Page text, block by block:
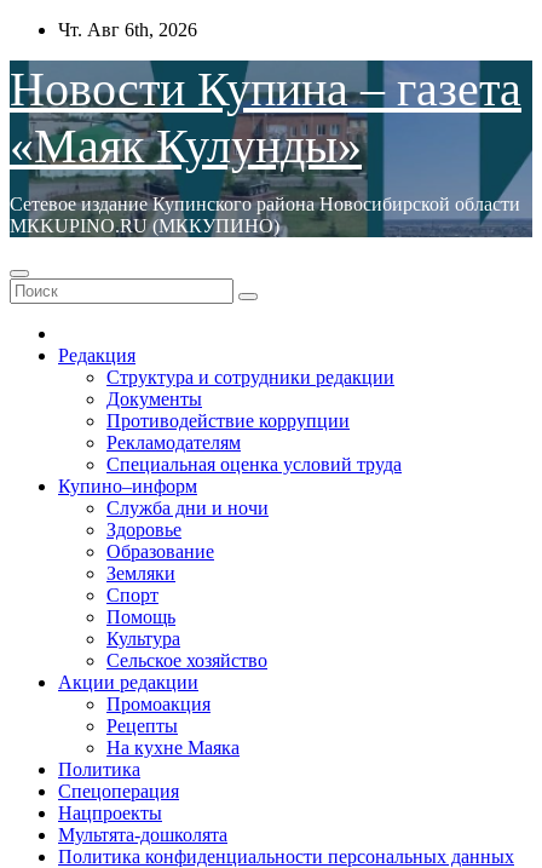
Перейти
содержимому
Чт. Авг 6th, 2026
Новости Купина – газета
«Маяк Кулунды»
Сетевое издание Купинского района Новосибирской области
МКKUPINO.RU (МККУПИНО)
Редакция
Структура и сотрудники редакции
Документы
Противодействие коррупции
Рекламодателям
Специальная оценка условий труда
Купино–информ
Служба дни и ночи
Здоровье
Образование
Земляки
Спорт
Помощь
Культура
Сельское хозяйство
Акции редакции
Промоакция
Рецепты
На кухне Маяка
Политика
Спецоперация
Нацпроекты
Мультята-дошколята
Политика конфиденциальности персональных данных